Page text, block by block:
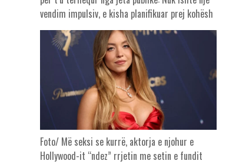
vendim impulsiv, e kisha planifikuar prej kohësh
Foto/ Më seksi se kurrë, aktorja e njohur e
Hollywood-it “ndez” rrjetin me setin e fundit